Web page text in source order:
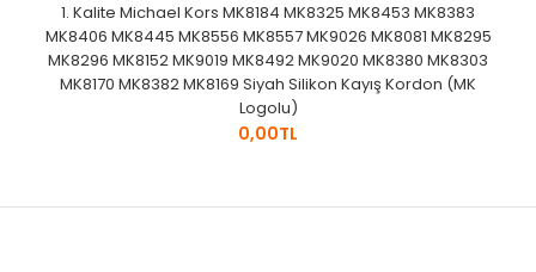
1. Kalite Michael Kors MK8184 MK8325 MK8453 MK8383
MK8406 MK8445 MK8556 MK8557 MK9026 MK8081 MK8295
MK8296 MK8152 MK9019 MK8492 MK9020 MK8380 MK8303
MK8170 MK8382 MK8169 Siyah Silikon Kayış Kordon (MK
Logolu)
0,00TL